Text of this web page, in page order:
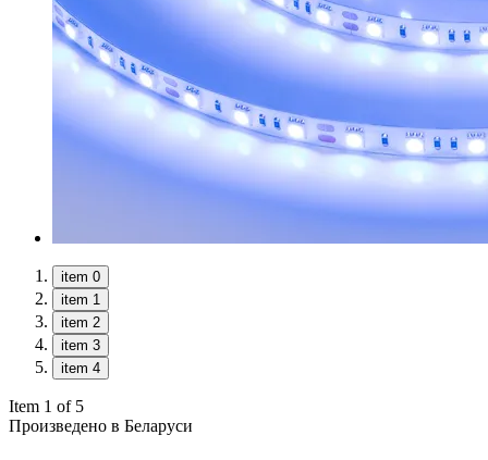
item 0
item 1
item 2
item 3
item 4
Item 1 of 5
Произведено в Беларуси